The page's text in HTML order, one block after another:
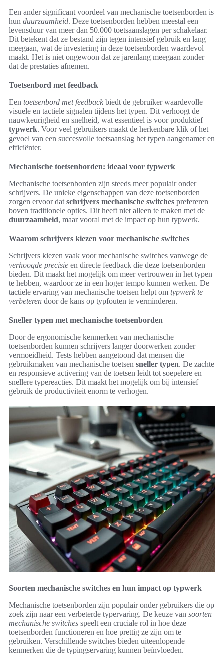
Een ander significant voordeel van mechanische toetsenborden is
hun duurzaamheid. Deze toetsenborden hebben meestal een
levensduur van meer dan 50.000 toetsaanslagen per schakelaar.
Dit betekent dat ze bestand zijn tegen intensief gebruik en lang
meegaan, wat de investering in deze toetsenborden waardevol
maakt. Het is niet ongewoon dat ze jarenlang meegaan zonder
dat de prestaties afnemen.
Toetsenbord met feedback
Een toetsenbord met feedback biedt de gebruiker waardevolle
visuele en tactiele signalen tijdens het typen. Dit verhoogt de
nauwkeurigheid en snelheid, wat essentieel is voor produktief
typwerk. Voor veel gebruikers maakt de herkenbare klik of het
gevoel van een succesvolle toetsaanslag het typen aangenamer en
efficiënter.
Mechanische toetsenborden: ideaal voor typwerk
Mechanische toetsenborden zijn steeds meer populair onder
schrijvers. De unieke eigenschappen van deze toetsenborden
zorgen ervoor dat schrijvers mechanische switches prefereren
boven traditionele opties. Dit heeft niet alleen te maken met de
duurzaamheid, maar vooral met de impact op hun typwerk.
Waarom schrijvers kiezen voor mechanische switches
Schrijvers kiezen vaak voor mechanische switches vanwege de
verhoogde precisie en directe feedback die deze toetsenborden
bieden. Dit maakt het mogelijk om meer vertrouwen in het typen
te hebben, waardoor ze in een hoger tempo kunnen werken. De
tactiele ervaring van mechanische toetsen helpt om typwerk te
verbeteren door de kans op typfouten te verminderen.
Sneller typen met mechanische toetsenborden
Door de ergonomische kenmerken van mechanische
toetsenborden kunnen schrijvers langer doorwerken zonder
vermoeidheid. Tests hebben aangetoond dat mensen die
gebruikmaken van mechanische toetsen sneller typen. De zachte
en responsieve activering van de toetsen leidt tot soepelere en
snellere typereacties. Dit maakt het mogelijk om bij intensief
gebruik de productiviteit enorm te verhogen.
Soorten mechanische switches en hun impact op typwerk
Mechanische toetsenborden zijn populair onder gebruikers die op
zoek zijn naar een verbeterde typervaring. De keuze van soorten
mechanische switches speelt een cruciale rol in hoe deze
toetsenborden functioneren en hoe prettig ze zijn om te
gebruiken. Verschillende switches bieden uiteenlopende
kenmerken die de typingservaring kunnen beïnvloeden.